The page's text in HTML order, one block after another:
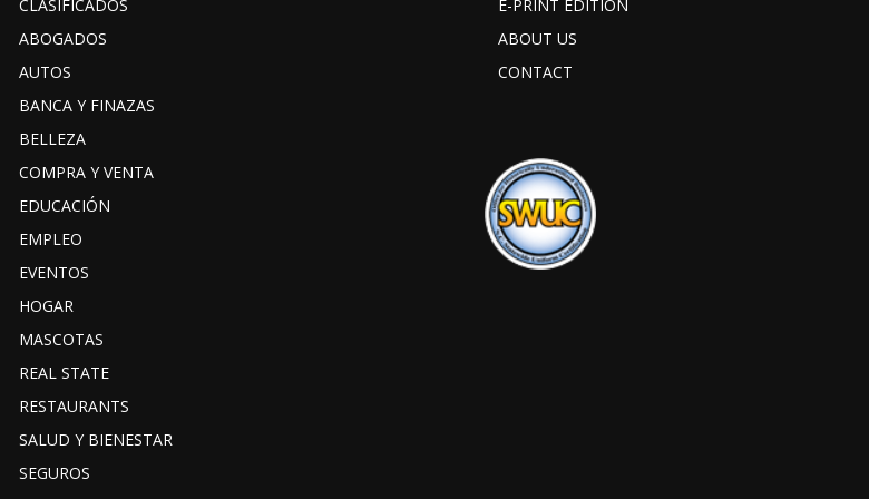
CLASIFICADOS
ABOGADOS
AUTOS
BANCA Y FINAZAS
BELLEZA
COMPRA Y VENTA
EDUCACIÓN
EMPLEO
EVENTOS
HOGAR
MASCOTAS
REAL STATE
RESTAURANTS
SALUD Y BIENESTAR
SEGUROS
E-PRINT EDITION
ABOUT US
CONTACT